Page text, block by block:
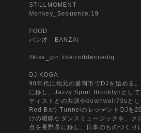
STILLMOMENT
Monkey_Sequence.19
FOOD
バン才 - BANZAI -
#kiss_jpn #detroitdancedig
DJ KOGA
90年代に地元の盛岡市でDJを始める
に移し、Jazzy Sport Brooklynとして
ティストとの共演やdownwell79sと
Red Bar)-TunnelのレジデントDJを
けの曖昧なダンスミュージックを、
点を長野県に移し、日本のものづくり